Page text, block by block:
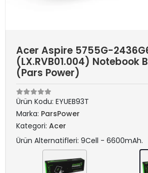
Acer Aspire 5755G-
(LX.RVB01.004) Notebook
(Pars Power)
Ürün Kodu: EYUEB93T
Marka: ParsPower
Kategori: Acer
Ürün Alternatifleri: 9Cell - 6600mAh.